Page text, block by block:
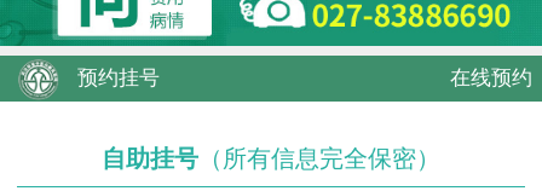
预约挂号 在线预约
自助挂号 （所有信息完全保密）